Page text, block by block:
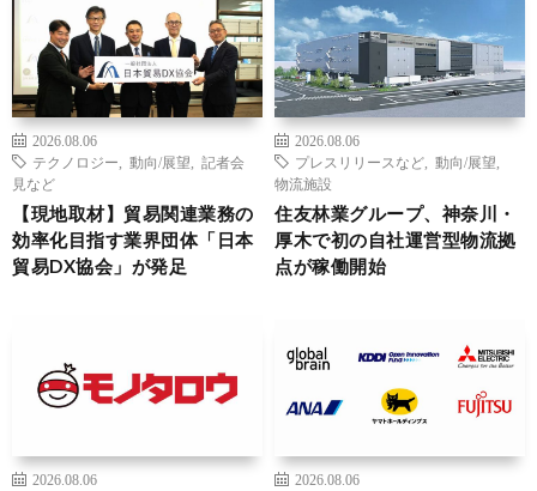
2026.08.06
テクノロジー
動向/展望
記者会
見など
【現地取材】貿易関連業務の
効率化目指す業界団体「日本
貿易DX協会」が発足
2026.08.06
プレスリリースなど
動向/展望
物流施設
住友林業グループ、神奈川・
厚木で初の自社運営型物流拠
点が稼働開始
2026.08.06
2026.08.06